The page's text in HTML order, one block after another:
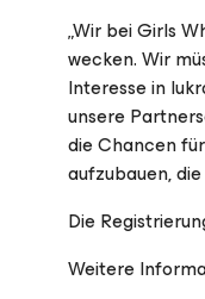
„Wir bei Girls
wecken. Wir
Interesse in
unsere
die Chancen
aufzubauen,
Die
Weitere